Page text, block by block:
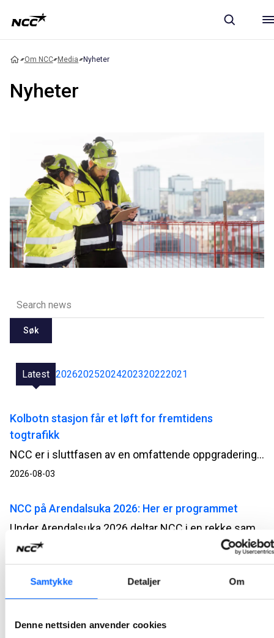
Samtykke Detaljer Om
Denne nettsiden anvender cookies
Om NCC Media Nyheter
Nyheter
Søk
Latest 202620252024202320222021
Kolbotn stasjon får et løft for fremtidens
togtrafikk
NCC er i sluttfasen av en omfattende oppgradering av Kolbotn stasjon. Når passasjerene tar i bruk begge de nye plattformene fra 3. august, møter de en mer tilgjengelig og moderne stasjon, bygget mens togtrafikken i stor grad har gått som normalt.
2026-08-03
NCC på Arendalsuka 2026: Her er programmet
2026-07-02
Tønsberg tinghus tildelt Betongelementprisen 2026
Tønsberg tinghus er tildelt Betongelementprisen 2026 – en pris for arkitektur og byggverk som utmerker seg gjennom innovativ, bærekraftig og estetisk bruk av prefabrikkerte betongelementer. Bak prosjektet står Statsbygg, Add Arkitekter, NCC og Loe Betongelementer.
2026-06-23